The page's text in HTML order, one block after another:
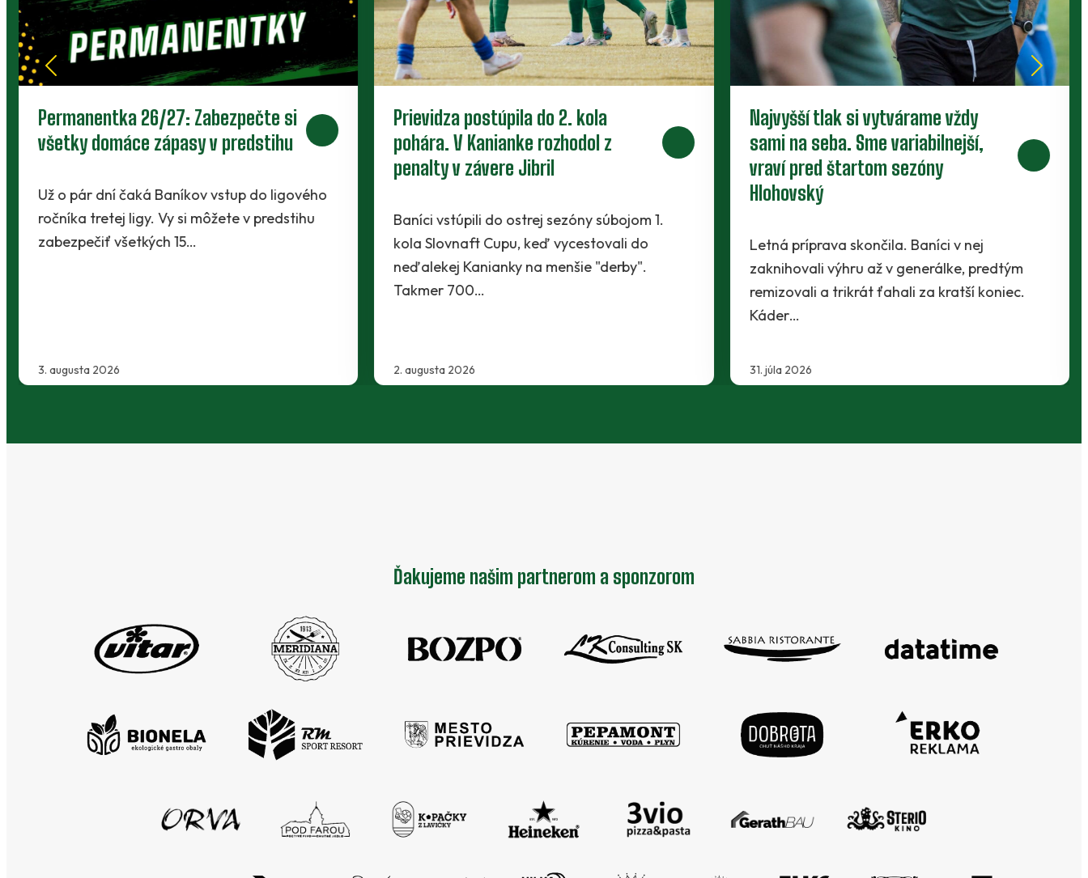
30. júla 2026
Piaty legionár do partie. Za Baník
bude hrať ofenzívny stredopoliar
Radchenko
30. júla 2026
Káder Prievidze sa rozšíril najnovšie o
Maksyma Radchenka. Legionár z Ukrajiny sa s
Baníkmi dohodol na pôsobení minimálne do
konca…
Nové zmluvy pre trojicu
perspektívnych dorastencov
29. júla 2026
Tesne pred štartom novej sezóny presvedčili
Filip Krpelan a Ľudovít Lenhart. Prví dvaja…
Ďakujeme našim partnerom a sponzorom